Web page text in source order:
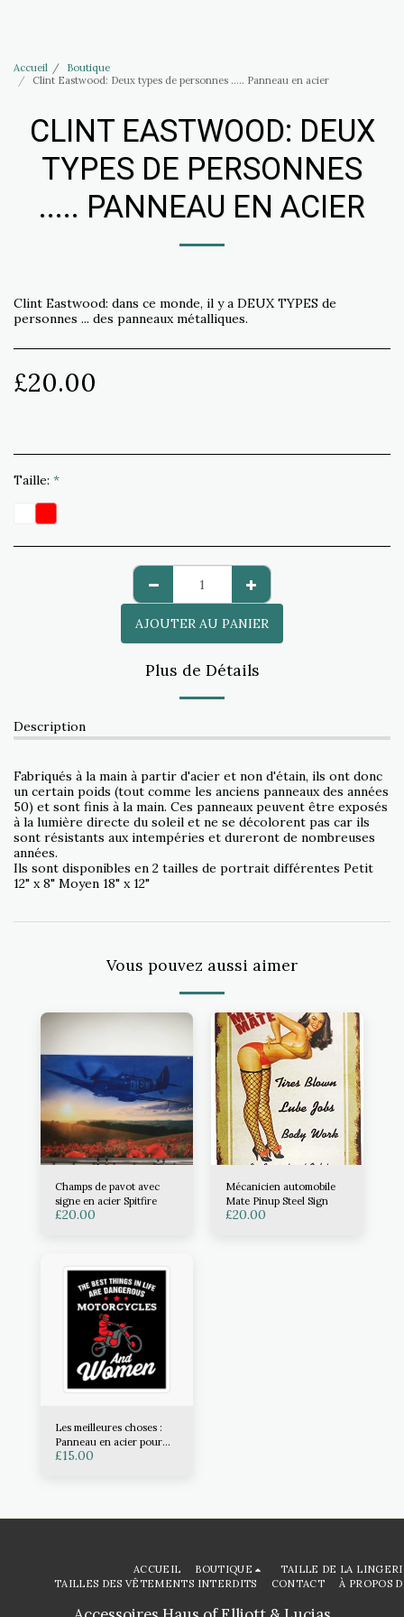
Accueil
Boutique
Clint Eastwood: Deux types de personnes ..... Panneau en acier
CLINT EASTWOOD: DEUX
TYPES DE PERSONNES
..... PANNEAU EN ACIER
Clint Eastwood: dans ce monde, il y a DEUX TYPES de
personnes ... des panneaux métalliques.
£20.00
Taille: *
AJOUTER AU PANIER
Plus de Détails
Description
Fabriqués à la main à partir d'acier et non d'étain, ils ont donc
un certain poids (tout comme les anciens panneaux des années
50) et sont finis à la main. Ces panneaux peuvent être exposés
à la lumière directe du soleil et ne se décolorent pas car ils
sont résistants aux intempéries et dureront de nombreuses
années.
Ils sont disponibles en 2 tailles de portrait différentes Petit
12" x 8" Moyen 18" x 12"
Vous pouvez aussi aimer
Champs de pavot avec
signe en acier Spitfire
£20.00
Mécanicien automobile
Mate Pinup Steel Sign
£20.00
Les meilleures choses :
Panneau en acier pour
motos
£15.00
ACCUEIL BOUTIQUE
TAILLE DE LA
TAILLES DES VÊTEMENTS INTERDITS
CONTACT À PROPOS